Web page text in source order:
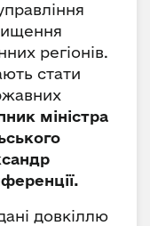
регіонів.
стати
міністра
довкіллю